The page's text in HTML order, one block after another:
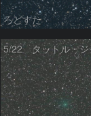
ろどすた